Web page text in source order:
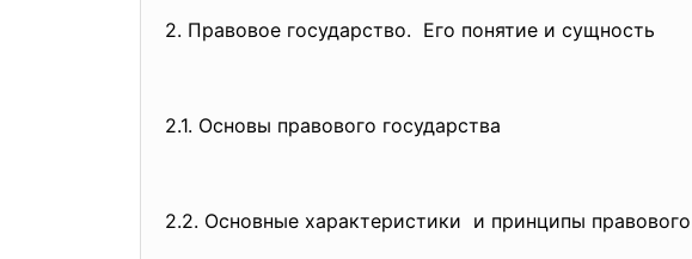
2. Правовое государство. Его понятие и сущность
2.1. Основы правового государства
2.2. Основные характеристики и принципы правового